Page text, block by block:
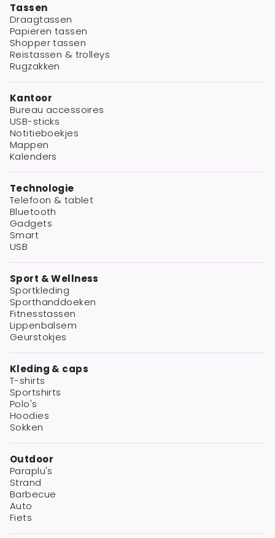
Tassen
Draagtassen
Papieren tassen
Shopper tassen
Reistassen & trolleys
Rugzakken
Kantoor
Bureau accessoires
USB-sticks
Notitieboekjes
Mappen
Kalenders
Technologie
Telefoon & tablet
Bluetooth
Gadgets
Smart
USB
Sport & Wellness
Sportkleding
Sporthanddoeken
Fitnesstassen
Lippenbalsem
Geurstokjes
Kleding & caps
T-shirts
Sportshirts
Polo's
Hoodies
Sokken
Outdoor
Paraplu's
Strand
Barbecue
Auto
Fiets